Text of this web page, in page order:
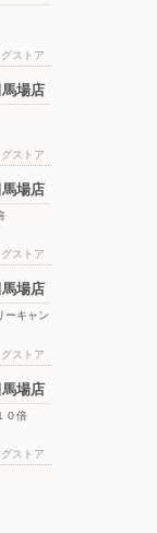
ら/前野町店
グストア
場店
グストア
場店
グストア
場店
ーキャン
グストア
場店
０倍
グストア